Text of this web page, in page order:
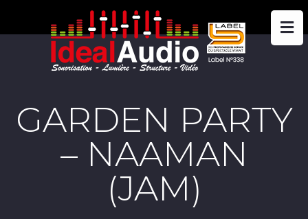
GARDEN PARTY
– NAAMAN
(JAM)